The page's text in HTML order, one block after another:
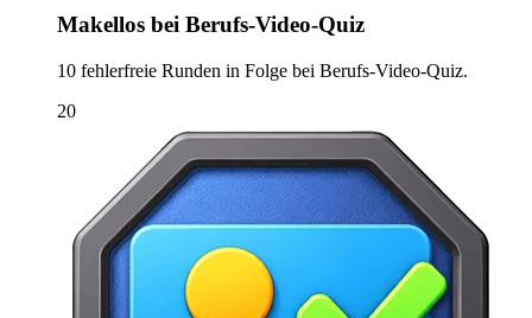
Makellos bei Berufs-Video-Quiz
10 fehlerfreie Runden in Folge bei Berufs-Video-Quiz.
20